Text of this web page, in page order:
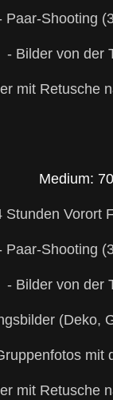
Paar-Shooting
- Bilder von der
mit Retusche
Medium:
Stunden Vorort
Paar-Shooting
- Bilder von der
(Deko,
mit
mit Retusche